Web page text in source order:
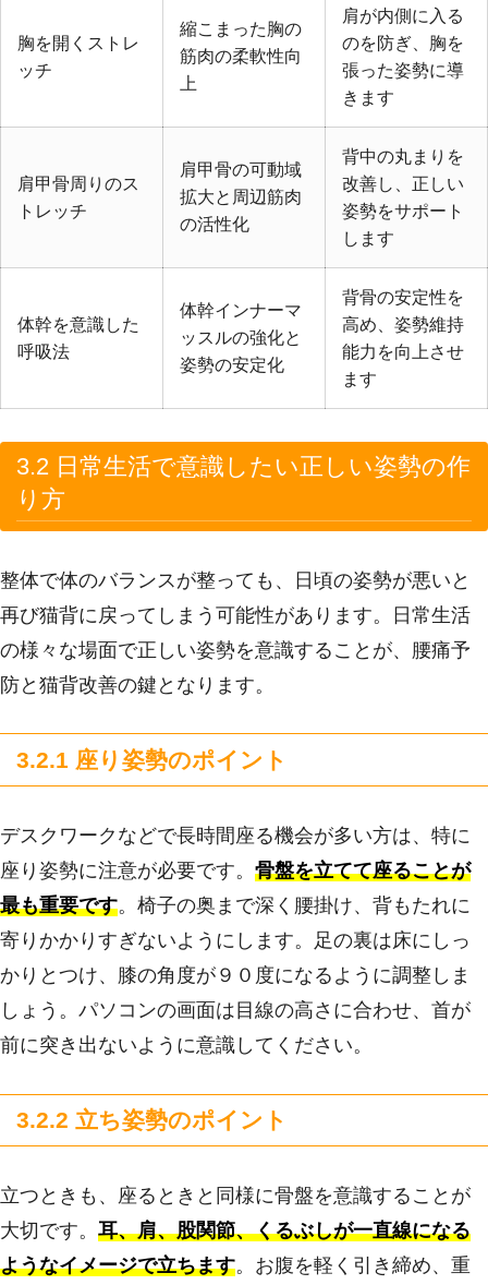
胸を開くストレ
ッチ
縮こまった胸の
筋肉の柔軟性向
上
肩が内側に入る
のを防ぎ、胸を
張った姿勢に導
きます
肩甲骨周りのス
トレッチ
肩甲骨の可動域
拡大と周辺筋肉
の活性化
背中の丸まりを
改善し、正しい
姿勢をサポート
します
体幹を意識した
呼吸法
体幹インナーマ
ッスルの強化と
姿勢の安定化
背骨の安定性を
高め、姿勢維持
能力を向上させ
ます
3.2 日常生活で意識したい正しい姿勢の作
り方
整体で体のバランスが整っても、日頃の姿勢が悪いと
再び猫背に戻ってしまう可能性があります。日常生活
の様々な場面で正しい姿勢を意識することが、腰痛予
防と猫背改善の鍵となります。
3.2.1 座り姿勢のポイント
デスクワークなどで長時間座る機会が多い方は、特に
座り姿勢に注意が必要です。 骨盤を立てて座ることが
最も重要です。椅子の奥まで深く腰掛け、背もたれに
寄りかかりすぎないようにします。足の裏は床にしっ
かりとつけ、膝の角度が９０度になるように調整しま
しょう。パソコンの画面は目線の高さに合わせ、首が
前に突き出ないように意識してください。
3.2.2 立ち姿勢のポイント
立つときも、座るときと同様に骨盤を意識することが
大切です。 耳、肩、股関節、くるぶしが一直線になる
ようなイメージで立ちます。お腹を軽く引き締め、重